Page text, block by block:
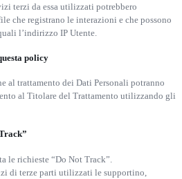
terzi da essa utilizzati potrebbero
che registrano le interazioni e che possono
l’indirizzo IP Utente.
policy
al trattamento dei Dati Personali potranno
al Titolare del Trattamento utilizzando gli
le richieste “Do Not Track”.
di terze parti utilizzati le supportino,